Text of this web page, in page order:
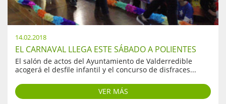
14.02.2018
EL CARNAVAL LLEGA ESTE SÁBADO A POLIENTES
El salón de actos del Ayuntamiento de Valderredible
acogerá el desfile infantil y el concurso de disfraces...
VER MÁS